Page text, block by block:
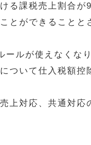
課税売上割合が
とができること
ルが使えなくな
いて仕入税額控
対応、共通対応